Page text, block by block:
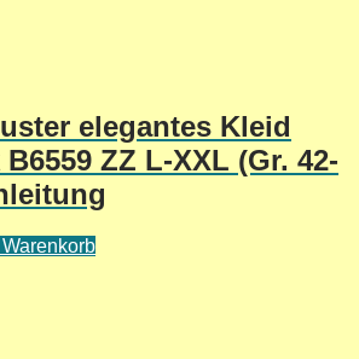
elegantes Kleid
ZZ L-XXL (Gr. 42-
Warenkorb